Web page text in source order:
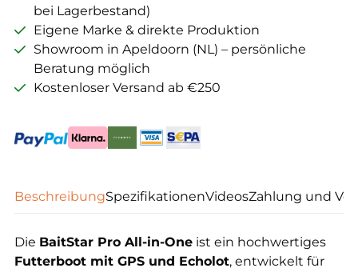
bei Lagerbestand)
Eigene Marke & direkte Produktion
Showroom in Apeldoorn (NL) – persönliche
Beratung möglich
Kostenloser Versand ab €250
BeschreibungSpezifikationenVideosZahlung und
Die BaitStar Pro All-in-One ist ein hochwertiges
Futterboot mit GPS und Echolot, entwickelt für